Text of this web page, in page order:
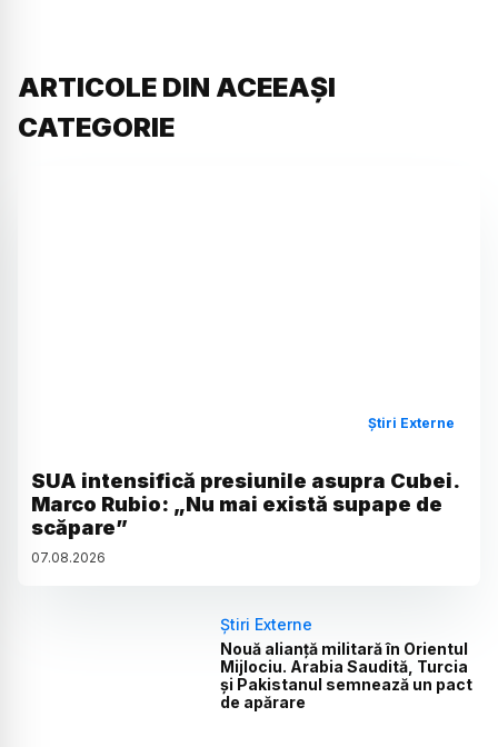
ARTICOLE DIN ACEEAȘI
CATEGORIE
Știri Externe
SUA intensifică presiunile asupra Cubei.
Marco Rubio: „Nu mai există supape de
scăpare”
07.08.2026
Știri Externe
Nouă alianță militară în Orientul
Mijlociu. Arabia Saudită, Turcia
și Pakistanul semnează un pact
de apărare